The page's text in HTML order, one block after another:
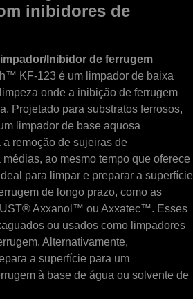
inibidores de
Inibidor de ferrugem
KF-123 é um limpador de baixa
onde a inibição de ferrugem
Projetado para substratos ferrosos,
limpador de base aquosa
remoção de sujeiras de
ao mesmo tempo que oferece
para limpar e preparar a superfície
de longo prazo, como as
Axxanol™ ou Axxatec™. Esses
ou usados ​​como limpadores
Alternativamente,
a superfície para um
à base de água ou solvente de